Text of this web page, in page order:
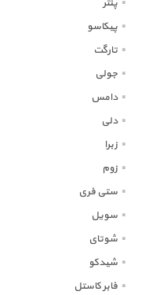
پنتر
پیکاسو
تارگت
جولی
دامس
دلی
زبرا
زوم
ستی فری
سویل
شوتای
شیدکو
فابر کاستل